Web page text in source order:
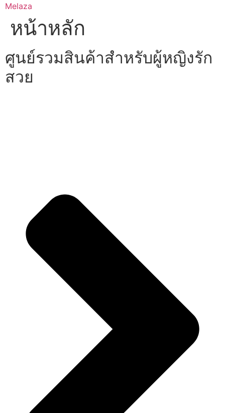
Skip
content
Melaza
หน้าหลัก
ศูนย์รวมสินค้าสำหรับผู้หญิงรัก
สวย